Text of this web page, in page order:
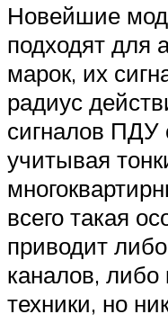
Новейшие
подходят для
марок, их
радиус
сигналов ПДУ
учитывая
всего такая
приводит
каналов,
техники, но